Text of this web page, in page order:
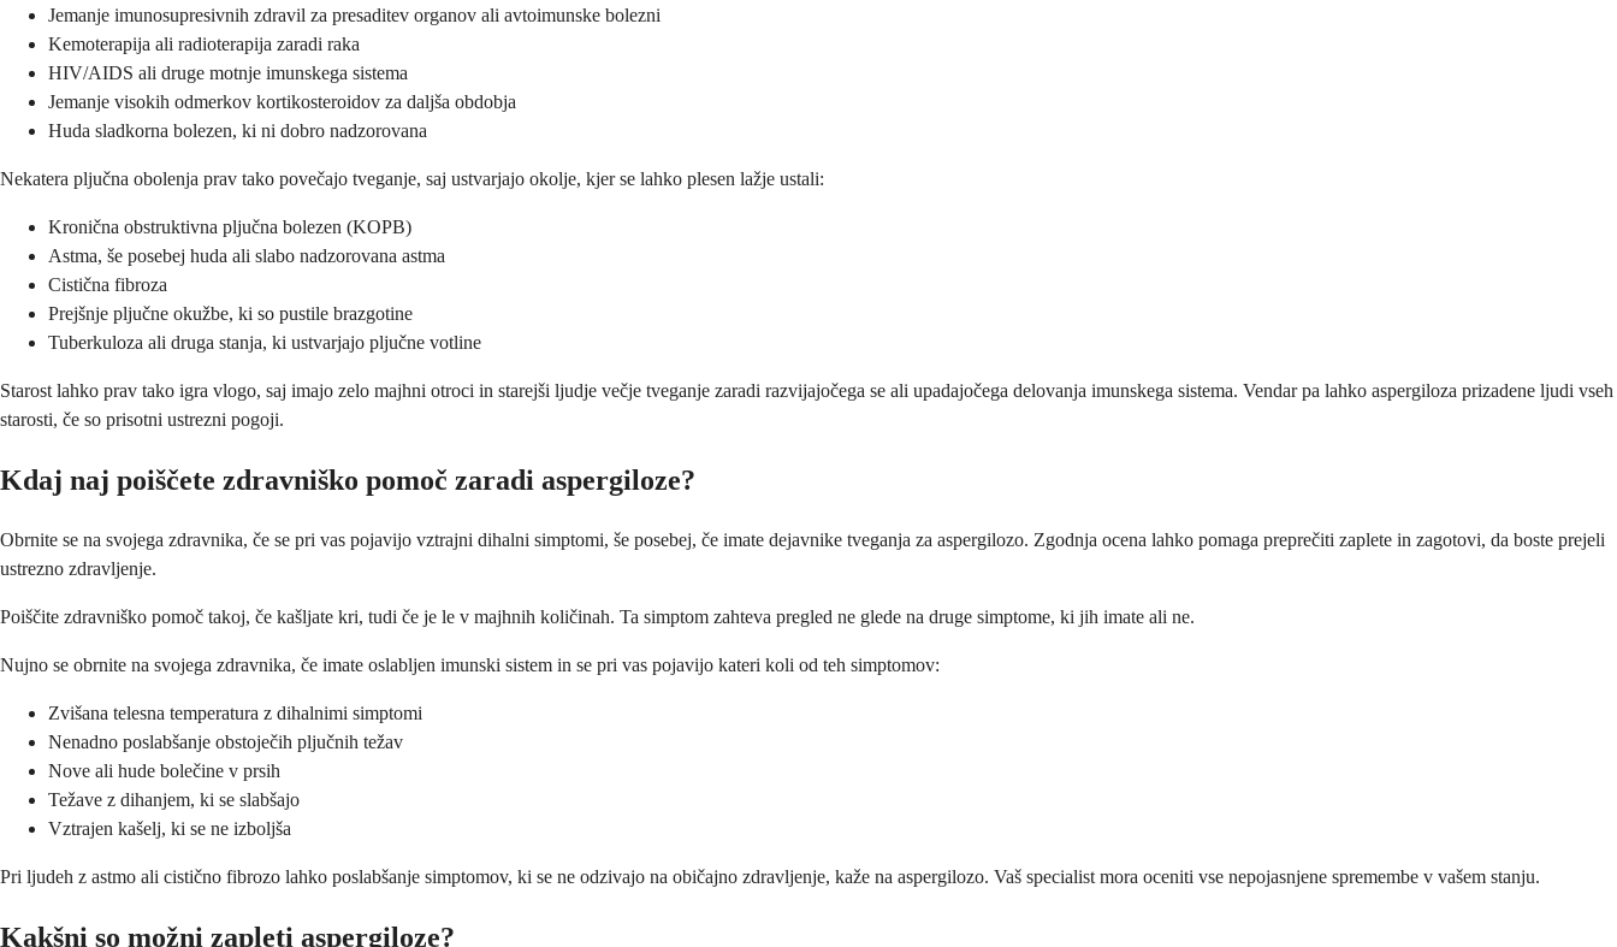
Jemanje imunosupresivnih zdravil za presaditev organov ali avtoimunske bolezni
Kemoterapija ali radioterapija zaradi raka
HIV/AIDS ali druge motnje imunskega sistema
Jemanje visokih odmerkov kortikosteroidov za daljša obdobja
Huda sladkorna bolezen, ki ni dobro nadzorovana
Nekatera pljučna obolenja prav tako povečajo tveganje, saj ustvarjajo okolje, kjer se lahko plesen lažje ustali:
Kronična obstruktivna pljučna bolezen (KOPB)
Astma, še posebej huda ali slabo nadzorovana astma
Cistična fibroza
Prejšnje pljučne okužbe, ki so pustile brazgotine
Tuberkuloza ali druga stanja, ki ustvarjajo pljučne votline
Starost lahko prav tako igra vlogo, saj imajo zelo majhni otroci in starejši ljudje večje tveganje zaradi razvijajočega se ali upadajočega delovanja imunskega sistema. Vendar pa lahko aspergiloza prizadene ljudi vseh
starosti, če so prisotni ustrezni pogoji.
Kdaj naj poiščete zdravniško pomoč zaradi aspergiloze?
Obrnite se na svojega zdravnika, če se pri vas pojavijo vztrajni dihalni simptomi, še posebej, če imate dejavnike tveganja za aspergilozo. Zgodnja ocena lahko pomaga preprečiti zaplete in zagotovi, da boste prejeli
ustrezno zdravljenje.
Poiščite zdravniško pomoč takoj, če kašljate kri, tudi če je le v majhnih količinah. Ta simptom zahteva pregled ne glede na druge simptome, ki jih imate ali ne.
Nujno se obrnite na svojega zdravnika, če imate oslabljen imunski sistem in se pri vas pojavijo kateri koli od teh simptomov:
Zvišana telesna temperatura z dihalnimi simptomi
Nenadno poslabšanje obstoječih pljučnih težav
Nove ali hude bolečine v prsih
Težave z dihanjem, ki se slabšajo
Vztrajen kašelj, ki se ne izboljša
Pri ljudeh z astmo ali cistično fibrozo lahko poslabšanje simptomov, ki se ne odzivajo na običajno zdravljenje, kaže na aspergilozo. Vaš specialist mora oceniti vse nepojasnjene spremembe v vašem stanju.
Kakšni so možni zapleti aspergiloze?